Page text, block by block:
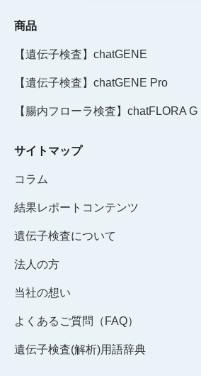
商品
【遺伝子検査】chatGENE
【遺伝子検査】chatGENE Pro
【腸内フローラ検査】chatFLORA G
サイトマップ
コラム
結果レポートコンテンツ
遺伝子検査について
法人の方
当社の想い
よくあるご質問（FAQ）
遺伝子検査(解析)用語辞典